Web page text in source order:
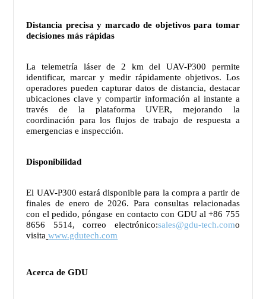
Distancia precisa y marcado de objetivos para tomar
decisiones más rápidas
La telemetría láser de 2 km del UAV-P300 permite
identificar, marcar y medir rápidamente objetivos. Los
operadores pueden capturar datos de distancia, destacar
ubicaciones clave y compartir información al instante a
través de la plataforma UVER, mejorando la
coordinación para los flujos de trabajo de respuesta a
emergencias e inspección.
Disponibilidad
El UAV-P300 estará disponible para la compra a partir de
finales de enero de 2026. Para consultas relacionadas
con el pedido, póngase en contacto con GDU al +86 755
8656 5514, correo electrónico:sales@gdu-tech.como
visita www.gdutech.com
Acerca de GDU